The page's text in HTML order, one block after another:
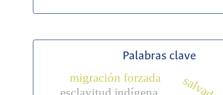
Palabras clave
esclavitud indígena
migración forzada